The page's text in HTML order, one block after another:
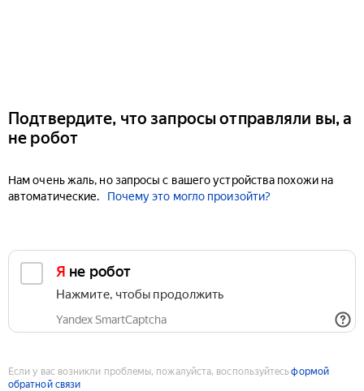
Подтвердите, что запросы отправляли вы, а
не робот
Нам очень жаль, но запросы с вашего устройства похожи на
автоматические.
Почему это могло произойти?
Я не робот
Нажмите, чтобы продолжить
Yandex SmartCaptcha
Если у вас возникли проблемы, пожалуйста, воспользуйтесьформой
обратной связи